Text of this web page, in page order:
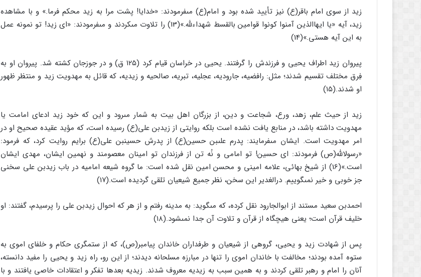
زید از سوى امام باقر(ع) نیز تأیید شده بود و امام(ع) مى‏فرمودند: «خدایا! پشت مرا به زید محکم فرما.» و با مشاهده
زید، آیه «یا ایهاالذین آمنوا کونوا قوامین بالقسط شهداءللّه.»(13) را تلاوت مى‏کردند و مى‏فرمودند: «اى زید! تو نمونه عمل
به این آیه هستى.»(14)
پیروان زید اطراف یحیى و فرزندش را گرفتند. یحیى در خراسان قیام کرد (۱۲۵ ق) و در جوزجان کشته شد. پیروان او به
فِرق مختلف تقسیم شدند؛ مثل: رافضیه، جارودیه، عجلیه، تبریه، صالحیه و زیدیه، که قائل به مهدویت زید و منتظر ظهور
او شدند.(۱۵)
زید از حیث علم، زهد، ورع، شجاعت و دین، از بزرگان اهل بیت به شمار مى‏رود و این که خود زید ادعاى امامت یا
مهدویت داشته باشد، در منابع یافت نشده است بلکه روایتى از زیدبن على(ع) رسیده است، که مؤید عقیده صحیح او در
امر مهدویت است. ایشان مى‏فرمایند: پدرم على‏بن حسین(ع) از پدرش حسین‏بن على(ع) برایم روایت کرد، که فرمود:
«رسول‏الله(ص) فرمودند: اى حسین! تو امامى و نُه تن از فرزندان تو امینان معصومند و نهمین ایشان، مهدى ایشان
است.»(16) از شیخ بهائى، علامه امینى و محسن امین نقل شده است: ما گروه شیعه امامیه در باب زیدبن على سخنى
جز خوبى و خیر نمى‏گوییم. درالغدیر این سخن، نظر جمیع شیعیان تلقى گردیده است.(۱۷)
احمدبن سعید مستند از ابوالجارود نقل کرده، که مى‏گوید: به مدینه رفتم و از هر که احوال زیدبن على را پرسیدم، گفتند: او
حَلیف قرآن است؛ یعنى هیچ‏گاه از قرآن و تلاوت آن جدا نمى‏شود.(۱۸)
پس از شهادت زید و یحیى، گروهى از شیعیان و طرفداران خاندان پیامبر(ص)، که از ستمگرى حکام و خلفاى اموى به
ستوه آمده بودند؛ مخالفت با خاندان اموى را تنها در مبارزه مسلحانه دیدند؛ از این رو، راه زید و یحیى را مفید دانسته،
آنان را امام و رهبر تلقى کردند و به همین سبب به زیدیه معروف شدند. زیدیه بعدها تفکر و اعتقادات خاصى یافتند و با